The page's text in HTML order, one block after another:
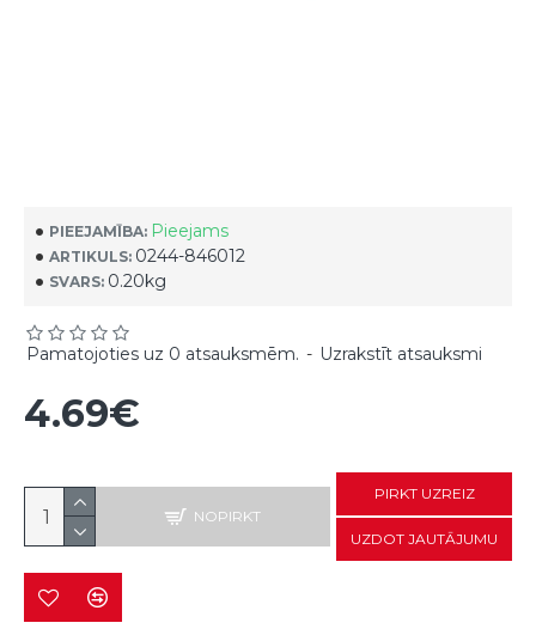
PIEEJAMĪBA: Pieejams
ARTIKULS: 0244-846012
SVARS: 0.20kg
Pamatojoties uz 0 atsauksmēm. - Uzrakstīt atsauksmi
4.69€
NOPIRKT
PIRKT UZREIZ
UZDOT JAUTĀJUMU